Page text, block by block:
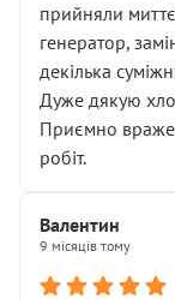
прийняли
генератор,
декілька
Дуже дякую
Приємно
робіт.
Валентин
9 місяців тому